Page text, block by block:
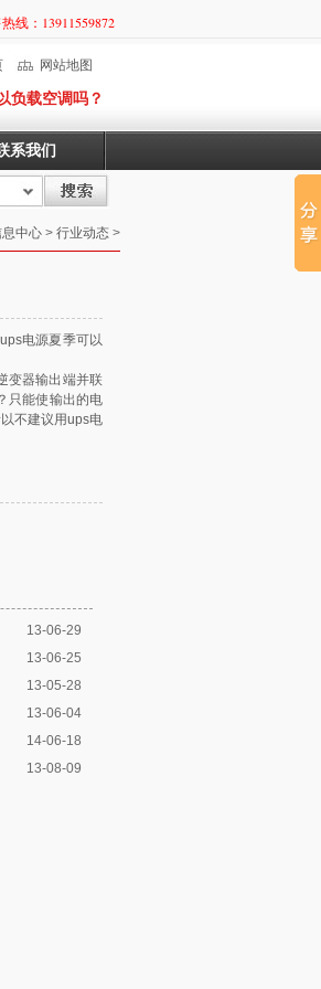
线：13911559872
网站地图
负载空调吗？
系我们
中心 > 行业动态 >
电源夏季可以
变器输出端并联
只能使输出的电
不建议用ups电
13-06-29
13-06-25
13-05-28
13-06-04
14-06-18
13-08-09